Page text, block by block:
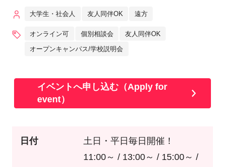
大学生・社会人 友人同伴OK 遠方
オンライン可 個別相談会 友人同伴OK
オープンキャンパス/学校説明会
イベントへ申し込む（Apply for
event）
日付
土日・平日毎日開催！
11:00～ / 13:00～ / 15:00～ /